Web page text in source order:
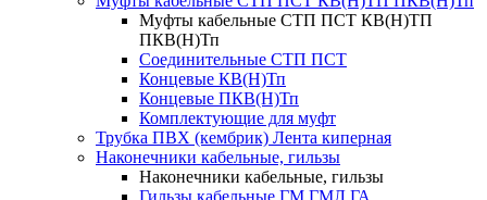
Муфты кабельные СТП ПСТ КВ(Н)ТП
ПКВ(Н)Тп
Соединительные СТП ПСТ
Концевые КВ(Н)Тп
Концевые ПКВ(Н)Тп
Комплектующие для муфт
Трубка ПВХ (кембрик) Лента киперная
Наконечники кабельные, гильзы
Наконечники кабельные, гильзы
Гильзы кабельные ГМ ГМЛ ГА